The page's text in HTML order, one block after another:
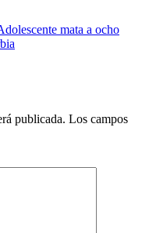
mata a ocho
publicada. Los campos